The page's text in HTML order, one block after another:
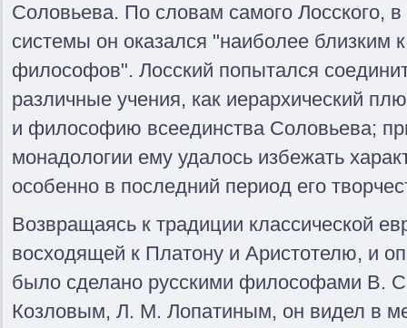
Соловьева. По словам самого Лосского,
системы он оказался "наиболее близким
философов". Лосский попытался
различные учения, как иерархический
и философию всеединства Соловьева;
монадологии ему удалось избежать
особенно в последний период его
Возвращаясь к традиции классической
восходящей к Платону и Аристотелю, и
было сделано русскими философами В.
Козловым, Л. М. Лопатиным, он видел в